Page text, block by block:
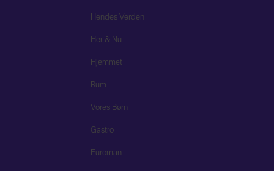
Hendes Verden
Her & Nu
Hjemmet
Rum
Vores Børn
Gastro
Euroman